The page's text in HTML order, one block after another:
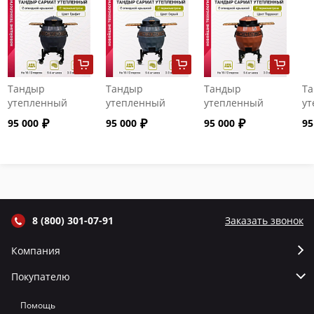
Тандыр
утепленный
"Сармат" с
откидной
95 000
Тандыр
утепленный
"Сармат" с
откидной
95 000
Тандыр
утепленный
"Сармат" с
откидной
95 000
8 (800) 301-07-91 Заказать звонок
Компания
Покупателю
Помощь